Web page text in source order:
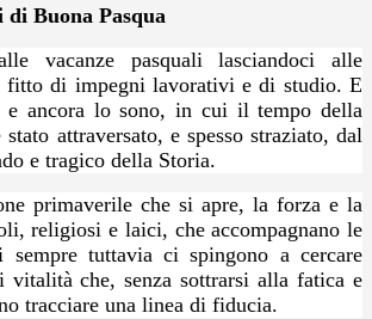
Buona Pasqua
vacanze pasquali lasciandoci alle
fitto di impegni lavorativi e di studio. E
e ancora lo sono, in cui il tempo della
stato attraversato, e spesso straziato, dal
e tragico della Storia.
primaverile che si apre, la forza e la
religiosi e laici, che accompagnano le
sempre tuttavia ci spingono a cercare
che, senza sottrarsi alla fatica e
tracciare una linea di fiducia.